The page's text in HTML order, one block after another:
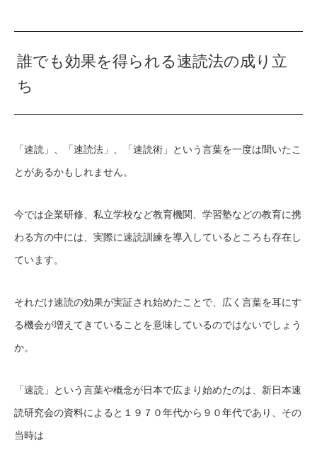
誰でも効果を得られる速読法の成り立
ち
「速読」、「速読法」、「速読術」という言葉を一度は聞いたこ
とがあるかもしれません。
今では企業研修、私立学校など教育機関、学習塾などの教育に携
わる方の中には、実際に速読訓練を導入しているところも存在し
ています。
それだけ速読の効果が実証され始めたことで、広く言葉を耳にす
る機会が増えてきていることを意味しているのではないでしょう
か。
「速読」という言葉や概念が日本で広まり始めたのは、新日本速
読研究会の資料によると１９７０年代から９０年代であり、その
当時は